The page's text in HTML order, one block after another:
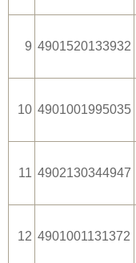
9 4901520133932
10 4901001995035
11 4902130344947
12 4901001131372